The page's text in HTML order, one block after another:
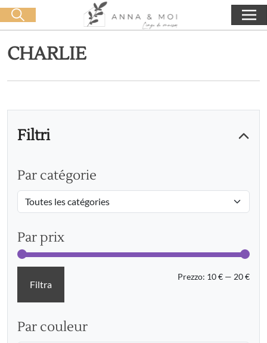
Consegna gratuita a partire da 60€ di acquisto 0,00€
CHARLIE
Filtri
Par catégorie
Par prix
Filtra
Prezzo: 10 € — 20 €
Par couleur